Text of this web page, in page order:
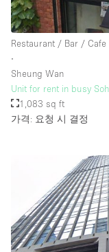
Restaurant / Bar / Cafe
∙
Sheung Wan
Unit for rent in busy
1,083 sq ft
가격: 요청 시 결정